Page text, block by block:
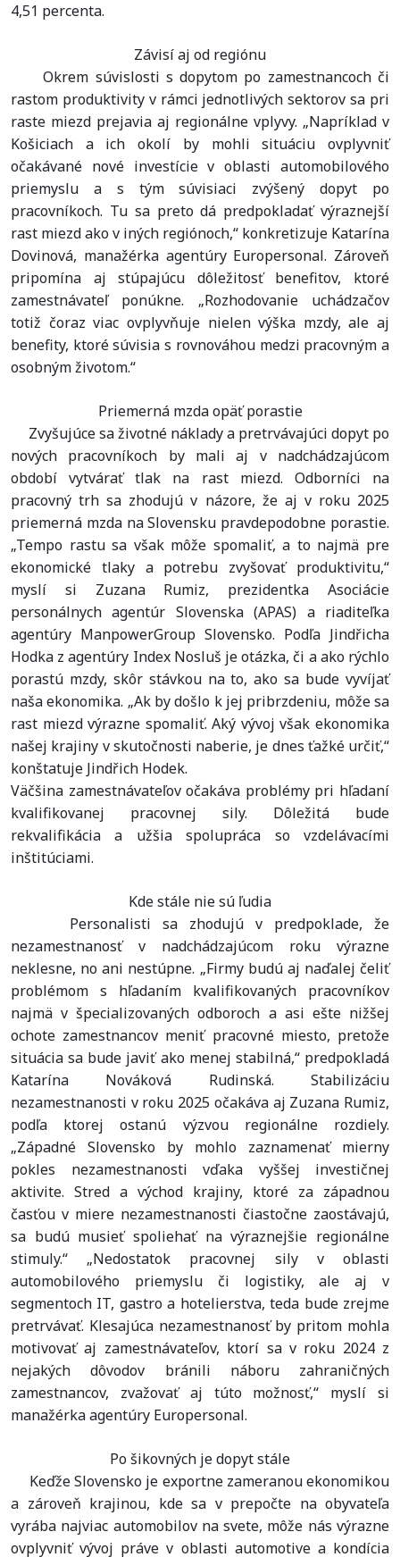
4,51 percenta.
Závisí aj od regiónu
Okrem súvislosti s dopytom po zamestnancoch či
rastom produktivity v rámci jednotlivých sektorov sa pri
raste miezd prejavia aj regionálne vplyvy. „Napríklad v
Košiciach a ich okolí by mohli situáciu ovplyvniť
očakávané nové investície v oblasti automobilového
priemyslu a s tým súvisiaci zvýšený dopyt po
pracovníkoch. Tu sa preto dá predpokladať výraznejší
rast miezd ako v iných regiónoch,“ konkretizuje Katarína
Dovinová, manažérka agentúry Europersonal. Zároveň
pripomína aj stúpajúcu dôležitosť benefitov, ktoré
zamestnávateľ ponúkne. „Rozhodovanie uchádzačov
totiž čoraz viac ovplyvňuje nielen výška mzdy, ale aj
benefity, ktoré súvisia s rovnováhou medzi pracovným a
osobným životom.“
Priemerná mzda opäť porastie
Zvyšujúce sa životné náklady a pretrvávajúci dopyt po
nových pracovníkoch by mali aj v nadchádzajúcom
období vytvárať tlak na rast miezd. Odborníci na
pracovný trh sa zhodujú v názore, že aj v roku 2025
priemerná mzda na Slovensku pravdepodobne porastie.
„Tempo rastu sa však môže spomaliť, a to najmä pre
ekonomické tlaky a potrebu zvyšovať produktivitu,“
myslí si Zuzana Rumiz, prezidentka Asociácie
personálnych agentúr Slovenska (APAS) a riaditeľka
agentúry ManpowerGroup Slovensko. Podľa Jindřicha
Hodka z agentúry Index Nosluš je otázka, či a ako rýchlo
porastú mzdy, skôr stávkou na to, ako sa bude vyvíjať
naša ekonomika. „Ak by došlo k jej pribrzdeniu, môže sa
rast miezd výrazne spomaliť. Aký vývoj však ekonomika
našej krajiny v skutočnosti naberie, je dnes ťažké určiť,“
konštatuje Jindřich Hodek.
Väčšina zamestnávateľov očakáva problémy pri hľadaní
kvalifikovanej pracovnej sily. Dôležitá bude
rekvalifikácia a užšia spolupráca so vzdelávacími
inštitúciami.
Kde stále nie sú ľudia
Personalisti sa zhodujú v predpoklade, že
nezamestnanosť v nadchádzajúcom roku výrazne
neklesne, no ani nestúpne. „Firmy budú aj naďalej čeliť
problémom s hľadaním kvalifikovaných pracovníkov
najmä v špecializovaných odboroch a asi ešte nižšej
ochote zamestnancov meniť pracovné miesto, pretože
situácia sa bude javiť ako menej stabilná,“ predpokladá
Katarína Nováková Rudinská. Stabilizáciu
nezamestnanosti v roku 2025 očakáva aj Zuzana Rumiz,
podľa ktorej ostanú výzvou regionálne rozdiely.
„Západné Slovensko by mohlo zaznamenať mierny
pokles nezamestnanosti vďaka vyššej investičnej
aktivite. Stred a východ krajiny, ktoré za západnou
časťou v miere nezamestnanosti čiastočne zaostávajú,
sa budú musieť spoliehať na výraznejšie regionálne
stimuly.“ „Nedostatok pracovnej sily v oblasti
automobilového priemyslu či logistiky, ale aj v
segmentoch IT, gastro a hotelierstva, teda bude zrejme
pretrvávať. Klesajúca nezamestnanosť by pritom mohla
motivovať aj zamestnávateľov, ktorí sa v roku 2024 z
nejakých dôvodov bránili náboru zahraničných
zamestnancov, zvažovať aj túto možnosť,“ myslí si
manažérka agentúry Europersonal.
Po šikovných je dopyt stále
Keďže Slovensko je exportne zameranou ekonomikou
a zároveň krajinou, kde sa v prepočte na obyvateľa
vyrába najviac automobilov na svete, môže nás výrazne
ovplyvniť vývoj práve v oblasti automotive a kondícia